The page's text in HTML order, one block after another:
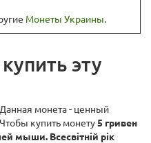
Монеты Украины.
эту
монета - ценный
купить монету5 гривен
мыши. Всесвітній рік